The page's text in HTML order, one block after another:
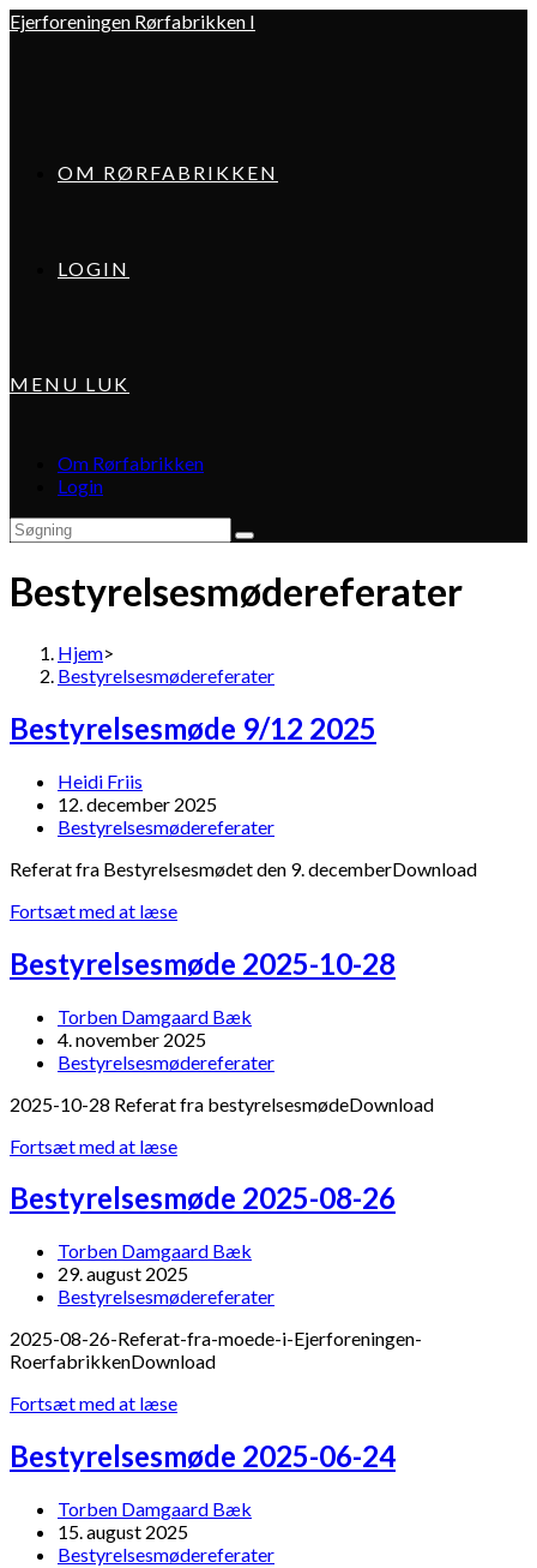
Skip
Ejerforeningen Rørfabrikken I
OM RØRFABRIKKEN
LOGIN
MENU LUK
Om Rørfabrikken
Login
Bestyrelsesmødereferater
Hjem>
Bestyrelsesmødereferater
Bestyrelsesmøde 9/12 2025
Post
author:
Heidi Friis
Post
published:
12. december 2025
Post
Bestyrelsesmødereferater
Referat fra Bestyrelsesmødet den 9. decemberDownload
Fortsæt med at læseBestyrelsesmøde
2025
Bestyrelsesmøde 2025-10-28
Post
author:
Torben Damgaard Bæk
Post
published:
4. november 2025
Post
Bestyrelsesmødereferater
2025-10-28 Referat fra bestyrelsesmødeDownload
Fortsæt med at læseBestyrelsesmøde
10-
28
Bestyrelsesmøde 2025-08-26
Post
author:
Torben Damgaard Bæk
Post
published:
29. august 2025
Post
Bestyrelsesmødereferater
2025-08-26-Referat-fra-moede-i-Ejerforeningen-
RoerfabrikkenDownload
Fortsæt med at læseBestyrelsesmøde
08-
26
Bestyrelsesmøde 2025-06-24
Post
author:
Torben Damgaard Bæk
Post
published:
15. august 2025
Post
Bestyrelsesmødereferater